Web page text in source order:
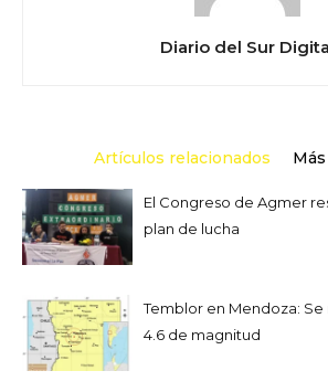
Diario del Sur
Artículos relacionados
El Congreso de Agmer
plan de lucha
Temblor en Mendoza:
4.6 de magnitud